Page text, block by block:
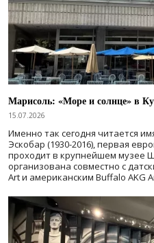
Марисоль: «Море и солнце» в
15.07.2026
Именно так сегодня читается
Эскобар (1930-2016), первая
проходит в крупнейшем музее
организована совместно с
Art и американским Buffalo AKG